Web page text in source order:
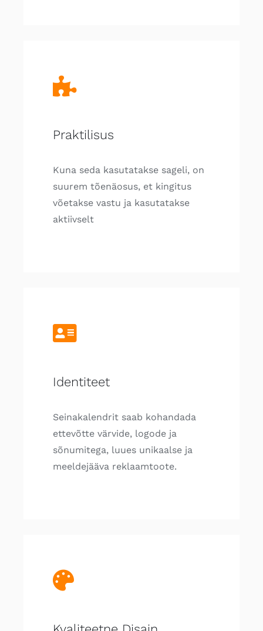
Praktilisus
Kuna seda kasutatakse sageli, on
suurem tõenäosus, et kingitus
võetakse vastu ja kasutatakse
aktiivselt
Identiteet
Seinakalendrit saab kohandada
ettevõtte värvide, logode ja
sõnumitega, luues unikaalse ja
meeldejääva reklaamtoote.